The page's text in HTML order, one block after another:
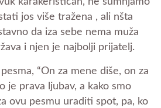
jos više tražena , ali nšta
da iza sebe nema muža
i njen je najbolji prijatelj.
“On za mene diše, on za
je prava ljubav, a kako smo
ovu pesmu uraditi spot, pa, ko